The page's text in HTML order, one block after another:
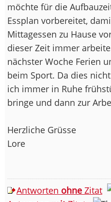
möchte für die
Essplan vorbereitet,
Mittagessen zu Hause
dieser Zeit immer
nächster Woche Ferien
beim Sport. Da dies
ich immer in Ruhe
bringe und dann zur
Herzliche Grüsse
Lore
Antworten ohne Zitat